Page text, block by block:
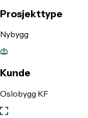
Prosjekttype
Nybygg
Kunde
Oslobygg KF